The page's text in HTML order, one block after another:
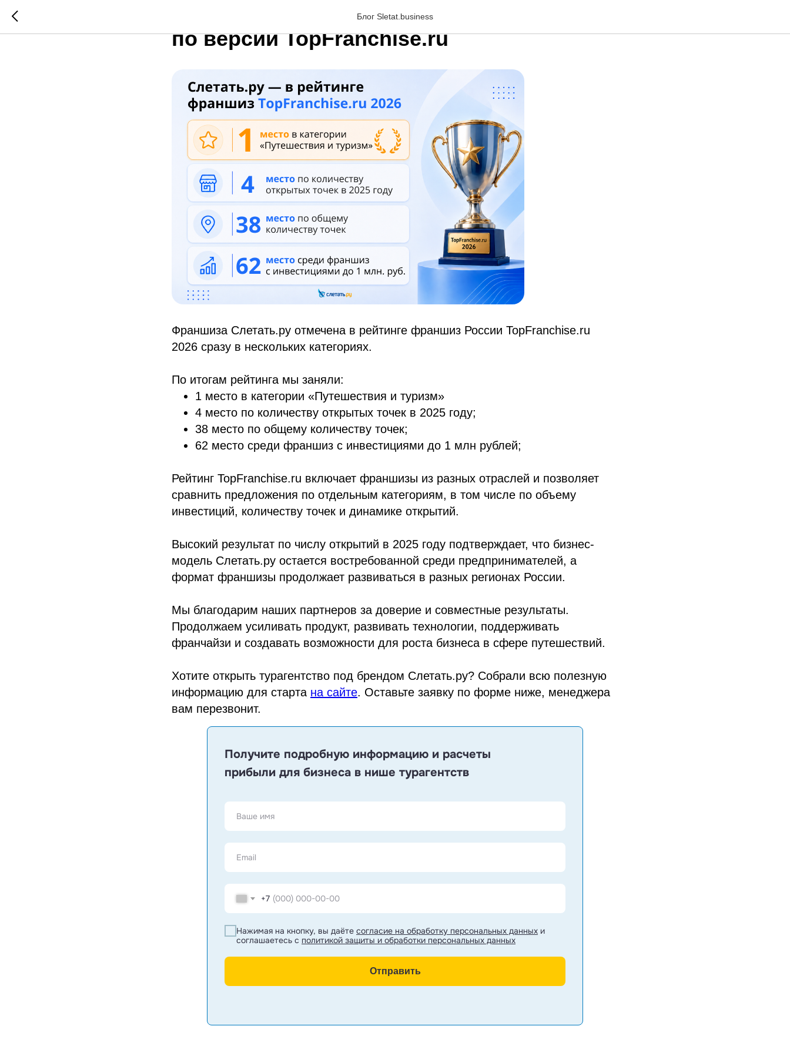
Блог Sletat.business
Слетать.ру в рейтинге франшиз 2026 года
по версии TopFranchise.ru
Франшиза Слетать.ру отмечена в рейтинге франшиз России TopFranchise.ru
2026 сразу в нескольких категориях.
По итогам рейтинга мы заняли:
1 место в категории «Путешествия и туризм»
4 место по количеству открытых точек в 2025 году;
38 место по общему количеству точек;
62 место среди франшиз с инвестициями до 1 млн рублей;
Рейтинг TopFranchise.ru включает франшизы из разных отраслей и позволяет
сравнить предложения по отдельным категориям, в том числе по объему
инвестиций, количеству точек и динамике открытий.
Высокий результат по числу открытий в 2025 году подтверждает, что бизнес-
модель Слетать.ру остается востребованной среди предпринимателей, а
формат франшизы продолжает развиваться в разных регионах России.
Мы благодарим наших партнеров за доверие и совместные результаты.
Продолжаем усиливать продукт, развивать технологии, поддерживать
франчайзи и создавать возможности для роста бизнеса в сфере путешествий.
Хотите открыть турагентство под брендом Слетать.ру? Собрали всю полезную
информацию для старта на сайте. Оставьте заявку по форме ниже, менеджера
вам перезвонит.